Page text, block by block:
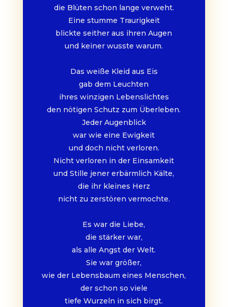
die Blüten schon lange verweht.
Eine stumme Traurigkeit
blickte seither aus ihren Augen
und keiner wusste warum.
Das weiße Kleid aus Eis
gab dem Leuchten
ihres winzigen Lebenslichtes
den nötigen Schutz zum Überleben.
Jeder Augenblick
war wie eine Ewigkeit
und doch nicht verloren.
Nicht verloren in der Einsamkeit
und Stille jener erbärmlich Kälte,
die ihr kleines Herz
nicht zu zerstören vermochte.
Es war die Liebe,
die stärker war,
als alle Angst der Welt.
Sie war größer,
wie der Lebensbaum eines Menschen,
der schon so viele
tiefe Wurzeln in sich birgt.